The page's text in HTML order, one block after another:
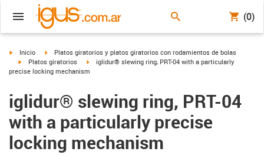
(0)
igus-icon-arrow-right
Inicio igus-icon-arrow-right
Platos giratorios y platos giratorios con rodamientos de bolas
igus-icon-arrow-right
Platos giratorios igus-icon-arrow-right
iglidur® slewing ring, PRT-04 with a particularly
precise locking mechanism
iglidur® slewing ring, PRT-04
with a particularly precise
locking mechanism